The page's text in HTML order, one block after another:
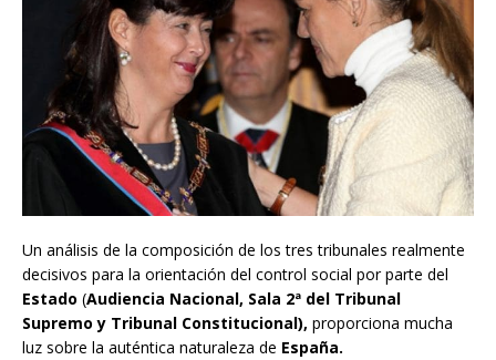
Un análisis de la composición de los tres tribunales realmente
decisivos para la orientación del control social por parte del
Estado (Audiencia Nacional, Sala 2ª del Tribunal
Supremo y Tribunal Constitucional), proporciona mucha
luz sobre la auténtica naturaleza de España.